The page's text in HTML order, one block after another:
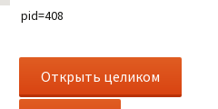
pid=408